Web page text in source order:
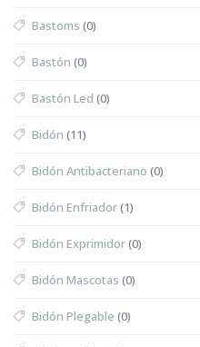
Bastoms (0)
Bastón (0)
Bastón Led (0)
Bidón (11)
Bidón Antibacteriano (0)
Bidón Enfriador(1)
Bidón Exprimidor(0)
Bidón Mascotas (0)
Bidón Plegable (0)